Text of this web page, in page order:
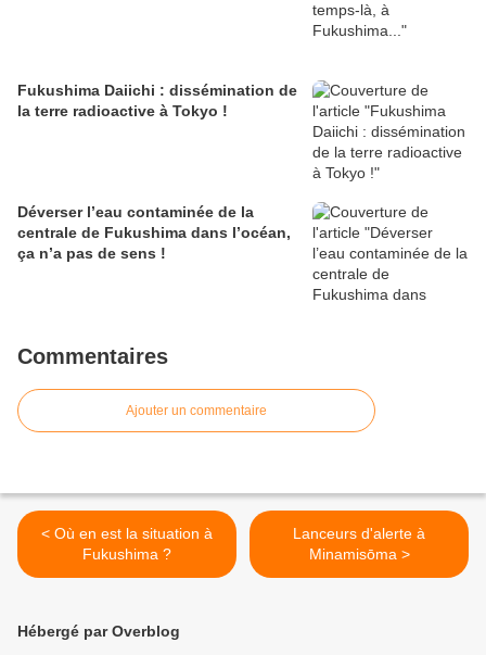
Fukushima Daiichi : dissémination de
la terre radioactive à Tokyo !
Déverser l’eau contaminée de la
centrale de Fukushima dans l’océan,
ça n’a pas de sens !
Commentaires
Ajouter un commentaire
< Où en est la situation à
Fukushima ?
Lanceurs d'alerte à
Minamisōma >
Hébergé par Overblog